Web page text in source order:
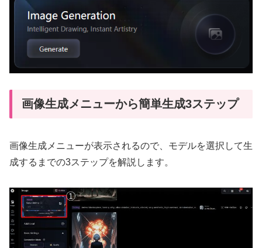
画像生成メニューから簡単生成3ステップ
画像生成メニューが表示されるので、モデルを選択して生
成するまでの3ステップを解説します。